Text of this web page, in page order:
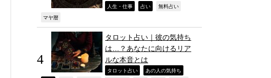
人生・仕事 占い 無料占い
マヤ暦
タロット占い｜彼の気持ち
は…？あなたに向けるリア
ルな本音とは
タロット占い あの人の気持ち